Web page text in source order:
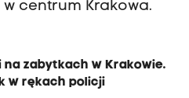
centrum Krakowa.
na zabytkach w Krakowie.
w rękach policji